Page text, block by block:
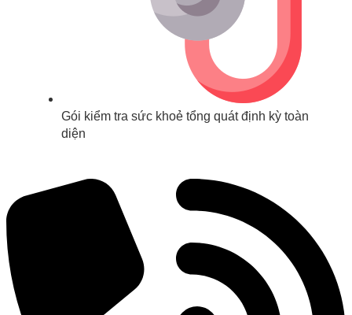
Gói kiểm tra sức khoẻ tổng quát định kỳ toàn
diện